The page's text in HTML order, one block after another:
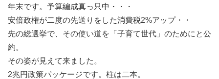
年末です。予算編成真っ只中・・・
安倍政権が二度の先送りをした消費税2%アップ・・
先の総選挙で、その使い道を「子育て世代」のためにと公
約。
その姿が見えて来ました。
2兆円政策パッケージです。柱は二本。